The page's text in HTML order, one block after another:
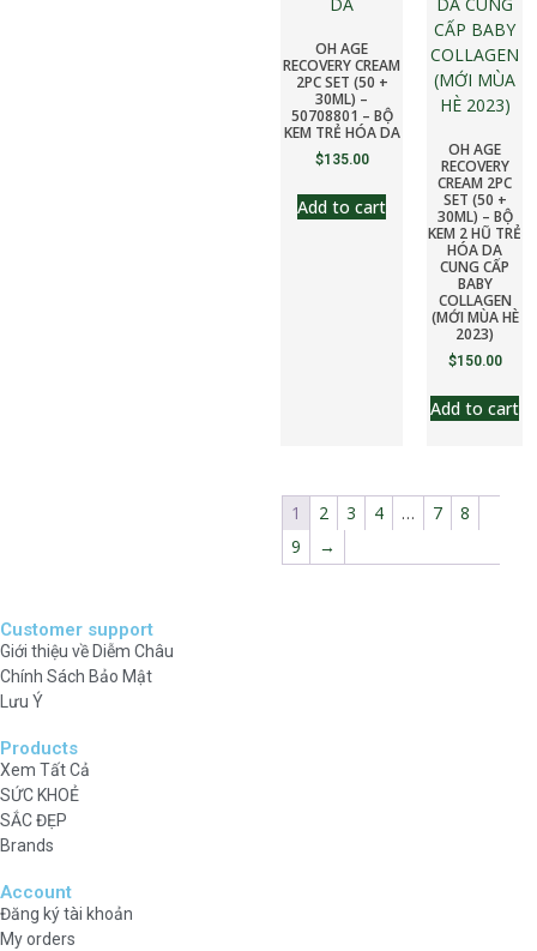
OH AGE
RECOVERY CREAM
2PC SET (50 +
30ML) –
50708801 – BỘ
KEM TRẺ HÓA DA
$135.00
Add to cart
OH AGE
RECOVERY
CREAM 2PC
SET (50 +
30ML) – BỘ
KEM 2 HŨ TRẺ
HÓA DA
CUNG CẤP
BABY
COLLAGEN
(MỚI MÙA HÈ
2023)
$150.00
Add to cart
1 2 3 4 … 7
8
9
→
Customer support
Giới thiệu về Diễm Châu
Chính Sách Bảo Mật
Lưu Ý
Products
Xem Tất Cả
SỨC KHOẺ
SẮC ĐẸP
Brands
Account
Đăng ký tài khoản
My orders